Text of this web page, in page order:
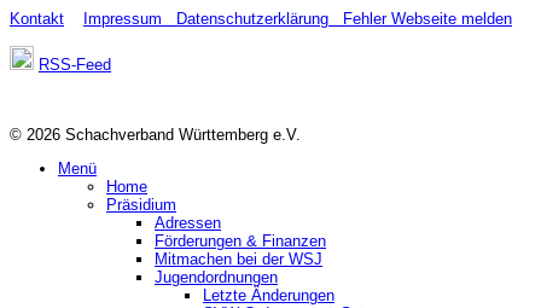
Kontakt Impressum Datenschutzerklärung Fehler Webseite melden
RSS-Feed
© 2026 Schachverband Württemberg e.V.
Menü
Home
Präsidium
Adressen
Förderungen & Finanzen
Mitmachen bei der WSJ
Jugendordnungen
Letzte Änderungen